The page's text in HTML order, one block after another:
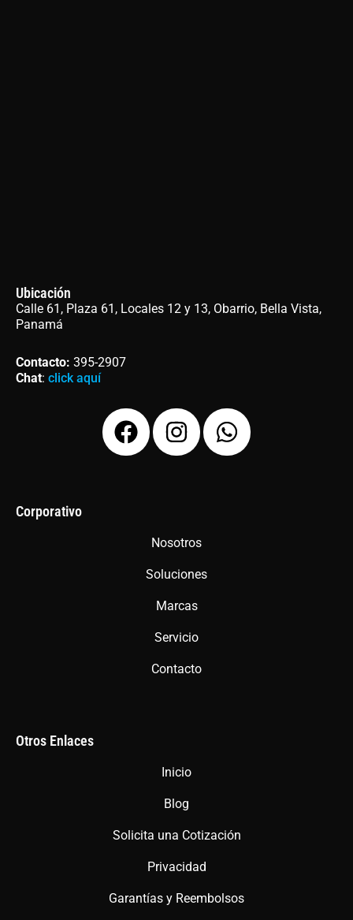
Ubicación
Calle 61, Plaza 61, Locales 12 y 13, Obarrio, Bella Vista,
Panamá
Contacto: 395-2907
Chat: click aquí
F
a
I
n
g
a
m
W
h
Corporativo
Nosotros
Soluciones
Marcas
Servicio
Contacto
Otros Enlaces
Inicio
Blog
Solicita una Cotización
Privacidad
Garantías y Reembolsos